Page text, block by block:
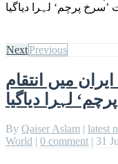
’سرخ پرچم‘ لہرا دیاگیا
NextPrevious
میں انتقام
لہرا دیاگیا
By Qaiser Aslam | latest
World | 0 comment | 31